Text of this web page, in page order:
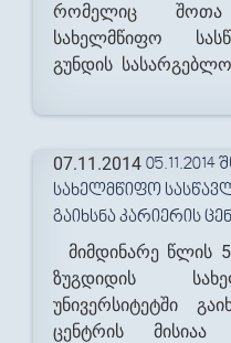
რომელიც შოთა
სახელმწიფო
გუნდის
07.11.2014
ᲡᲐᲮᲔᲚᲛᲬᲘᲤᲝ
ᲒᲐᲘᲮᲡᲜᲐ ᲙᲐᲠᲘᲔᲠᲘᲡ
მიმდინარე წლის
ზუგდიდის
უნივერსიტეტში
ცენტრის მისიაა